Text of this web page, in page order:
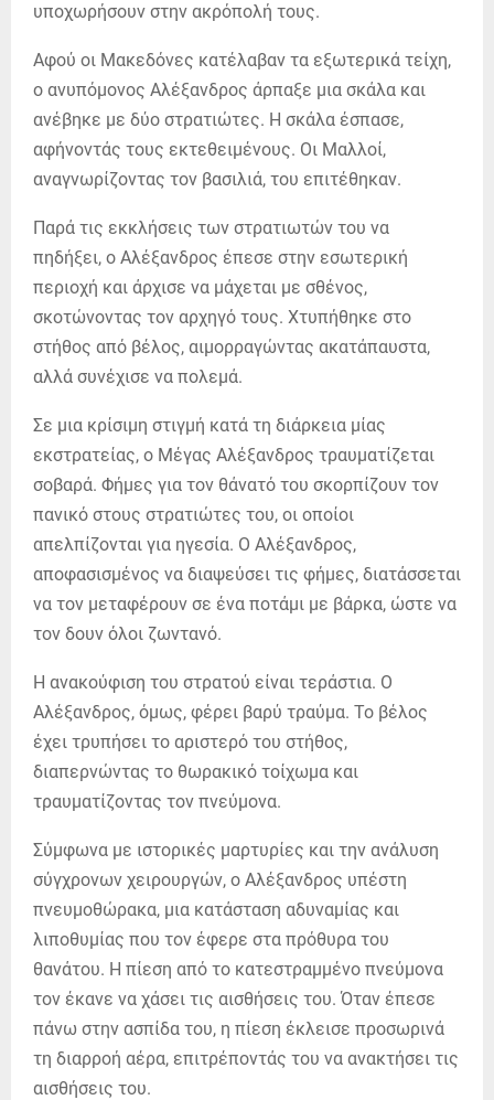
υποχωρήσουν στην ακρόπολή τους.
Αφού οι Μακεδόνες κατέλαβαν τα εξωτερικά τείχη,
ο ανυπόμονος Αλέξανδρος άρπαξε μια σκάλα και
ανέβηκε με δύο στρατιώτες. Η σκάλα έσπασε,
αφήνοντάς τους εκτεθειμένους. Οι Μαλλοί,
αναγνωρίζοντας τον βασιλιά, του επιτέθηκαν.
Παρά τις εκκλήσεις των στρατιωτών του να
πηδήξει, ο Αλέξανδρος έπεσε στην εσωτερική
περιοχή και άρχισε να μάχεται με σθένος,
σκοτώνοντας τον αρχηγό τους. Χτυπήθηκε στο
στήθος από βέλος, αιμορραγώντας ακατάπαυστα,
αλλά συνέχισε να πολεμά.
Σε μια κρίσιμη στιγμή κατά τη διάρκεια μίας
εκστρατείας, ο Μέγας Αλέξανδρος τραυματίζεται
σοβαρά. Φήμες για τον θάνατό του σκορπίζουν τον
πανικό στους στρατιώτες του, οι οποίοι
απελπίζονται για ηγεσία. Ο Αλέξανδρος,
αποφασισμένος να διαψεύσει τις φήμες, διατάσσεται
να τον μεταφέρουν σε ένα ποτάμι με βάρκα, ώστε να
τον δουν όλοι ζωντανό.
Η ανακούφιση του στρατού είναι τεράστια. Ο
Αλέξανδρος, όμως, φέρει βαρύ τραύμα. Το βέλος
έχει τρυπήσει το αριστερό του στήθος,
διαπερνώντας το θωρακικό τοίχωμα και
τραυματίζοντας τον πνεύμονα.
Σύμφωνα με ιστορικές μαρτυρίες και την ανάλυση
σύγχρονων χειρουργών, ο Αλέξανδρος υπέστη
πνευμοθώρακα, μια κατάσταση αδυναμίας και
λιποθυμίας που τον έφερε στα πρόθυρα του
θανάτου. Η πίεση από το κατεστραμμένο πνεύμονα
τον έκανε να χάσει τις αισθήσεις του. Όταν έπεσε
πάνω στην ασπίδα του, η πίεση έκλεισε προσωρινά
τη διαρροή αέρα, επιτρέποντάς του να ανακτήσει τις
αισθήσεις του.